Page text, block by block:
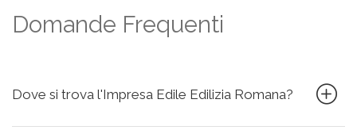
Domande Frequenti
Dove si trova l'Impresa Edile Edilizia Romana?